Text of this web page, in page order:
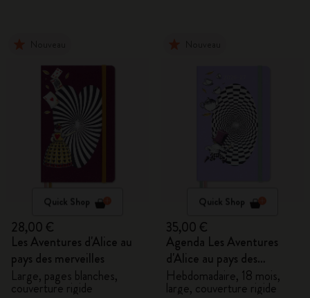
Quick Shop
28,00 €
Les Aventures d'Alice au
pays des merveilles
Large, pages blanches,
couverture rigide
Quick Shop
35,00 €
Agenda Les Aventures
d'Alice au pays des
merveilles 2026/2027
Hebdomadaire, 18 mois,
large, couverture rigide